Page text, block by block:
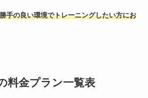
手の良い環境でトレーニングしたい方にお
料金プラン一覧表